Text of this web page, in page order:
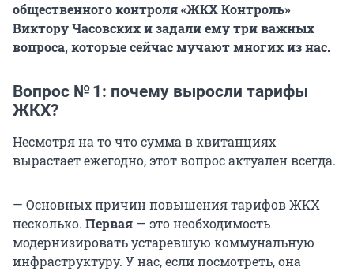
общественного контроля «ЖКХ Контроль»
Виктору Часовских и задали ему три важных
вопроса, которые сейчас мучают многих из нас.
Вопрос № 1: почему выросли тарифы
ЖКХ?
Несмотря на то что сумма в квитанциях
вырастает ежегодно, этот вопрос актуален всегда.
— Основных причин повышения тарифов ЖКХ
несколько. Первая — это необходимость
модернизировать устаревшую коммунальную
инфраструктуру. У нас, если посмотреть, она